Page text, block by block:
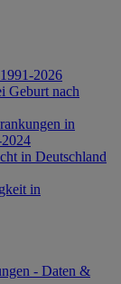
2026
Geburt nach
in
in Deutschland
in
- Daten &